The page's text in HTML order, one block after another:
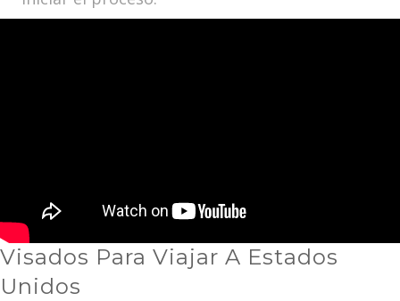
Visados Para Viajar A Estados
Unidos